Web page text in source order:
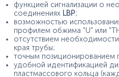
функцией сигнализации о
соединениях LBP;
возможностью
профилем обжима "U" или
отсутствием
края трубы;
точным позиционированием
удобной идентификацией
пластмассового кольца